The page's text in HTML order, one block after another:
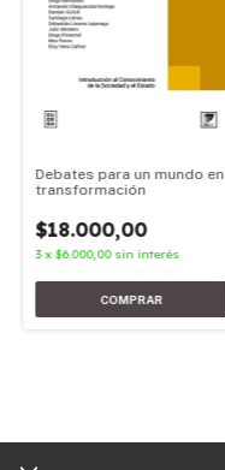
Debates para un mundo en
transformación
$18.000,00
3 x $6.000,00 sin interés